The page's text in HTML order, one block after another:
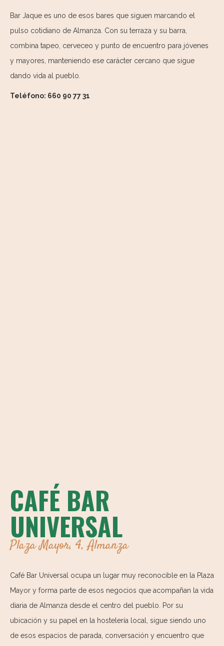
Bar Jaque es uno de esos bares que siguen marcando el
pulso cotidiano de Almanza. Con su terraza y su barra,
combina tapeo, cerveceo y punto de encuentro para jóvenes
y mayores, manteniendo ese carácter cercano que sigue
dando vida al pueblo.
Teléfono: 660 90 77 31
CAFÉ BAR
UNIVERSAL
Plaza Mayor, 4, Almanza
Café Bar Universal ocupa un lugar muy reconocible en la Plaza
Mayor y forma parte de esos negocios que acompañan la vida
diaria de Almanza desde el centro del pueblo. Por su
ubicación y su papel en la hostelería local, sigue siendo uno
de esos espacios de parada, conversación y encuentro que